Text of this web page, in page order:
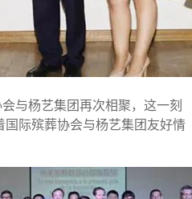
与杨艺集团再次相聚，这一刻
际殡葬协会与杨艺集团友好情